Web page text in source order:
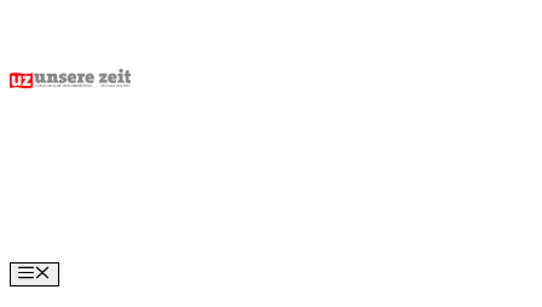
content
Menu